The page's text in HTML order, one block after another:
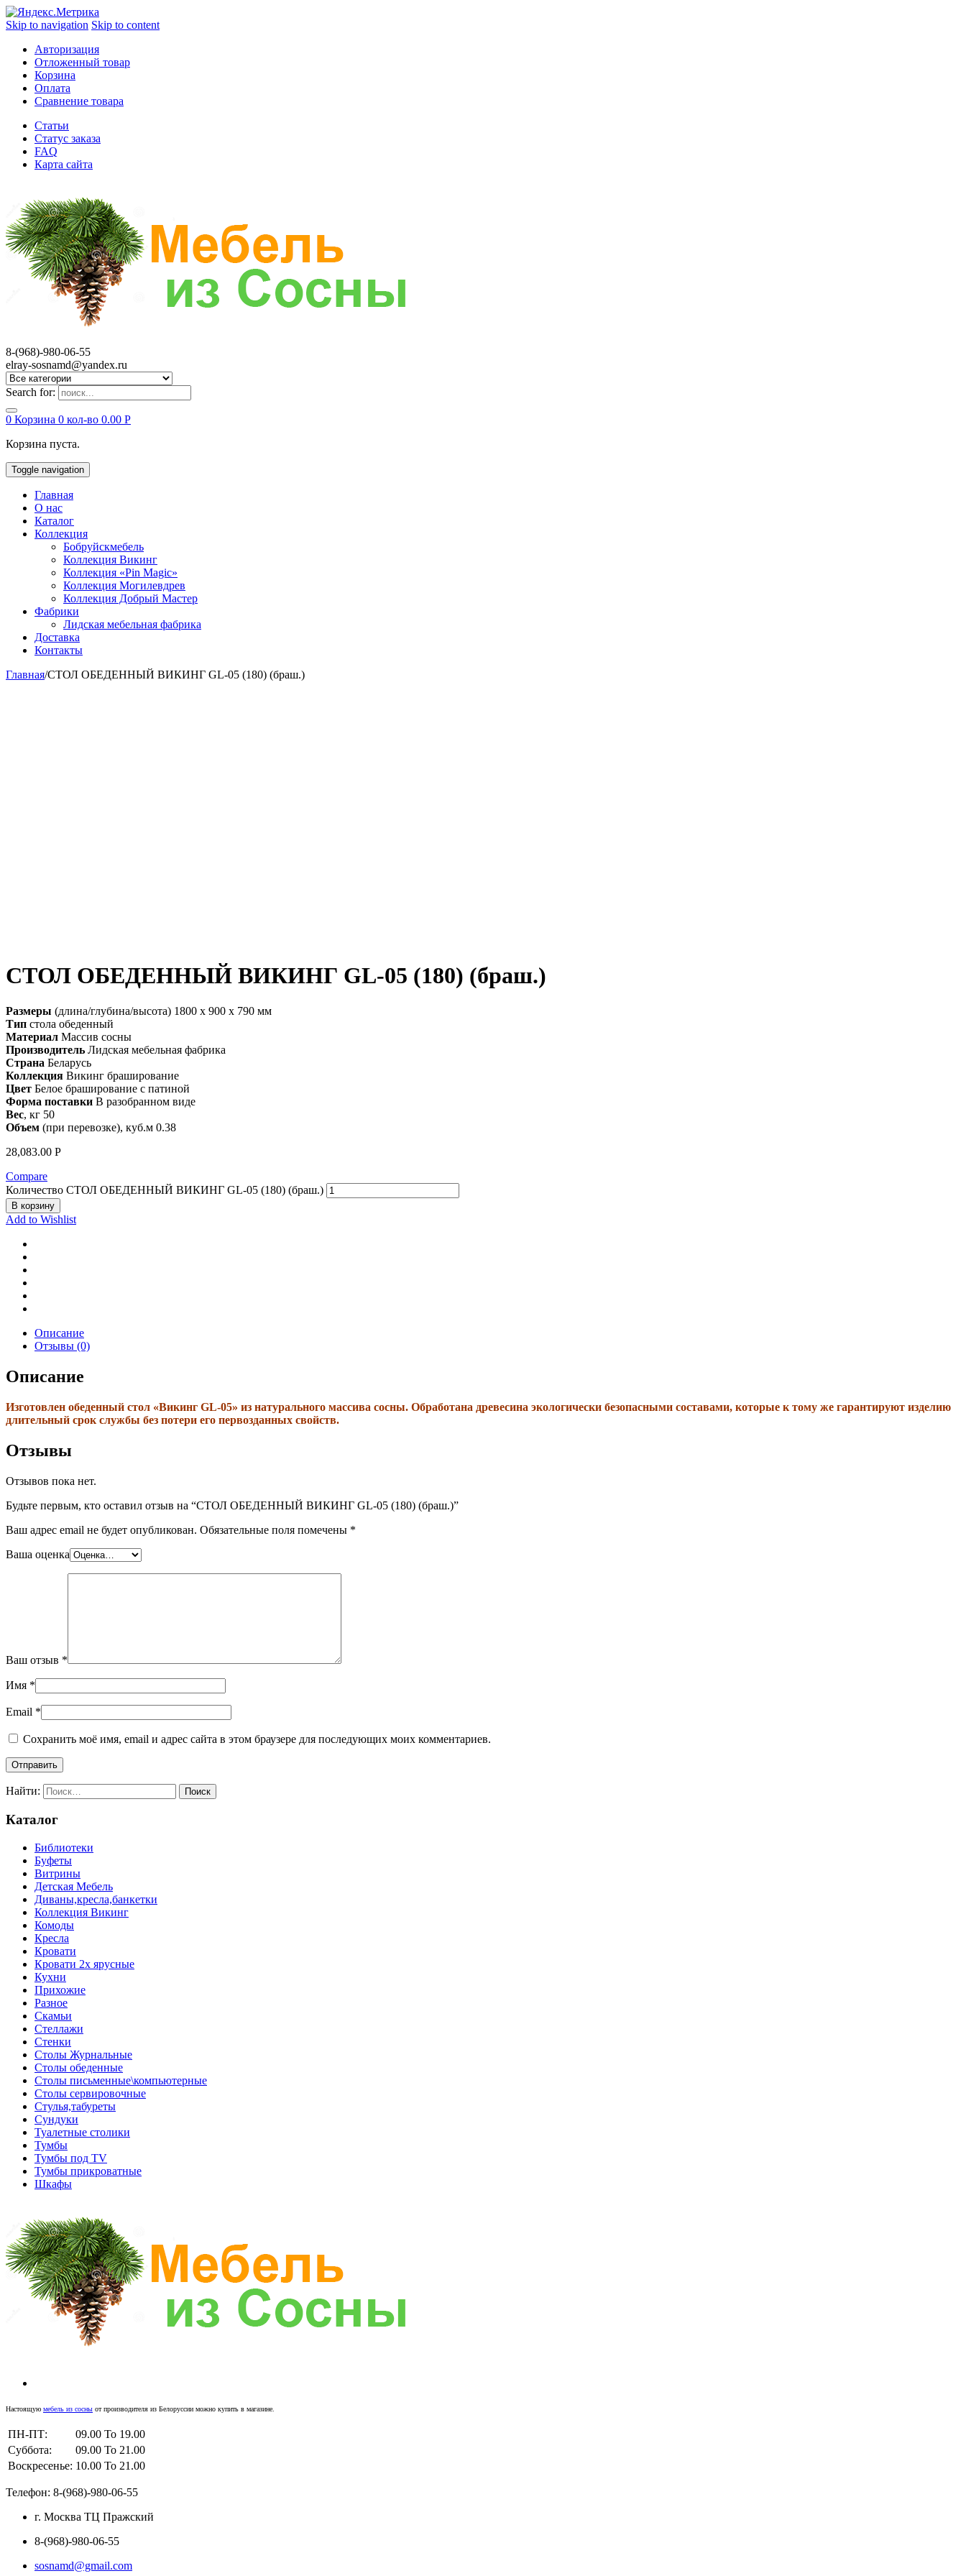
Skip to navigation Skip to content
Авторизация
Отложенный товар
Корзина
Оплата
Сравнение товара
Статьи
Статус заказа
FAQ
Карта сайта
8-(968)-980-06-55
elray-sosnamd@yandex.ru
Search for:
0 Корзина 0 кол-во 0.00 Р
Корзина пуста.
Toggle navigation
Главная
О нас
Каталог
Коллекция
Бобруйскмебель
Коллекция Викинг
Коллекция «Pin Magic»
Коллекция Могилевдрев
Коллекция Добрый Мастер
Фабрики
Лидская мебельная фабрика
Доставка
Контакты
Главная/СТОЛ ОБЕДЕННЫЙ ВИКИНГ GL-05 (180) (браш.)
СТОЛ ОБЕДЕННЫЙ ВИКИНГ GL-05 (180) (браш.)
Размеры (длина/глубина/высота) 1800 x 900 x 790 мм
Тип стола обеденный
Материал Массив сосны
Производитель Лидская мебельная фабрика
Страна Беларусь
Коллекция Викинг браширование
Цвет Белое браширование с патиной
Форма поставки В разобранном виде
Вес, кг 50
Объем (при перевозке), куб.м 0.38
28,083.00 Р
Compare
Количество СТОЛ ОБЕДЕННЫЙ ВИКИНГ GL-05 (180) (браш.)
В корзину
Add to Wishlist
Описание
Отзывы (0)
Описание
Изготовлен обеденный стол «Викинг GL-05» из натурального массива сосны. Обработана древесина экологически безопасными составами, которые к тому же гарантируют изделию
длительный срок службы без потери его первозданных свойств.
Отзывы
Отзывов пока нет.
Будьте первым, кто оставил отзыв на “СТОЛ ОБЕДЕННЫЙ ВИКИНГ GL-05 (180) (браш.)”
Ваш адрес email не будет опубликован. Обязательные поля помечены *
Ваша оценка
Ваш отзыв *
Имя *
Email *
Сохранить моё имя, email и адрес сайта в этом браузере для последующих моих комментариев.
Найти:
Каталог
Библиотеки
Буфеты
Витрины
Детская Мебель
Диваны,кресла,банкетки
Коллекция Викинг
Комоды
Кресла
Кровати
Кровати 2х ярусные
Кухни
Прихожие
Разное
Скамьи
Стеллажи
Стенки
Столы Журнальные
Столы обеденные
Столы письменные\компьютерные
Столы сервировочные
Стулья,табуреты
Сундуки
Туалетные столики
Тумбы
Тумбы под TV
Тумбы прикроватные
Шкафы
Настоящую мебель из сосны от производителя из Белоруссии можно купить в магазине.
ПН-ПТ:
09.00 To 19.00
Суббота:
09.00 To 21.00
Воскресенье: 10.00 To 21.00
Телефон: 8-(968)-980-06-55
г. Москва ТЦ Пражский
8-(968)-980-06-55
sosnamd@gmail.com